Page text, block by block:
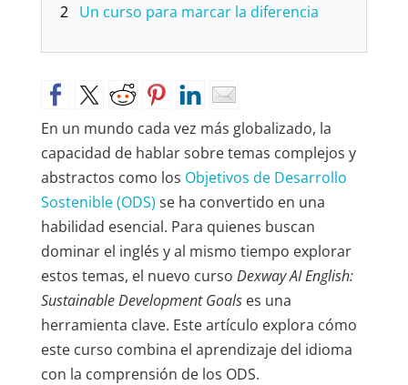
2
Un curso para marcar la diferencia
En un mundo cada vez más globalizado, la
capacidad de hablar sobre temas complejos y
abstractos como los Objetivos de Desarrollo
Sostenible (ODS) se ha convertido en una
habilidad esencial. Para quienes buscan
dominar el inglés y al mismo tiempo explorar
estos temas, el nuevo curso Dexway AI English:
Sustainable Development Goalses una
herramienta clave. Este artículo explora cómo
este curso combina el aprendizaje del idioma
con la comprensión de los ODS.